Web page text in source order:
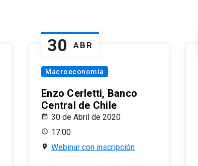
30 ABR
Macroeconomía
Enzo Cerletti, Banco
Central de Chile
30 de Abril de 2020
17:00
Webinar con inscripción